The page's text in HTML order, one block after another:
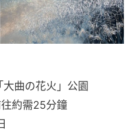
曲の花火」公園
約需25分鐘